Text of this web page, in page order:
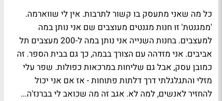
כל מה שאני מתעסק בו קשור לתרבות. אין לי שווארמה.
'ממגנטת' זו חנות מגנטים מעוצבים שם אני נותן במה
למעצבים. בחנות השנייה אני נותן במה ל-200 מעצבים תל
אביבים. אני מזדהה עם הצורך בבמה, כך גם בבית הספר. זה
כמובן עסק, אבל גם שליחות במרכאות כפולות. שפר עלי
מזלי והתגלגלתי דרך דלתות פתוחות - אז אם אני יכול
להחזיר לאנשים, למה לא. אגב זה מה שכואב לי בברנז'ה...